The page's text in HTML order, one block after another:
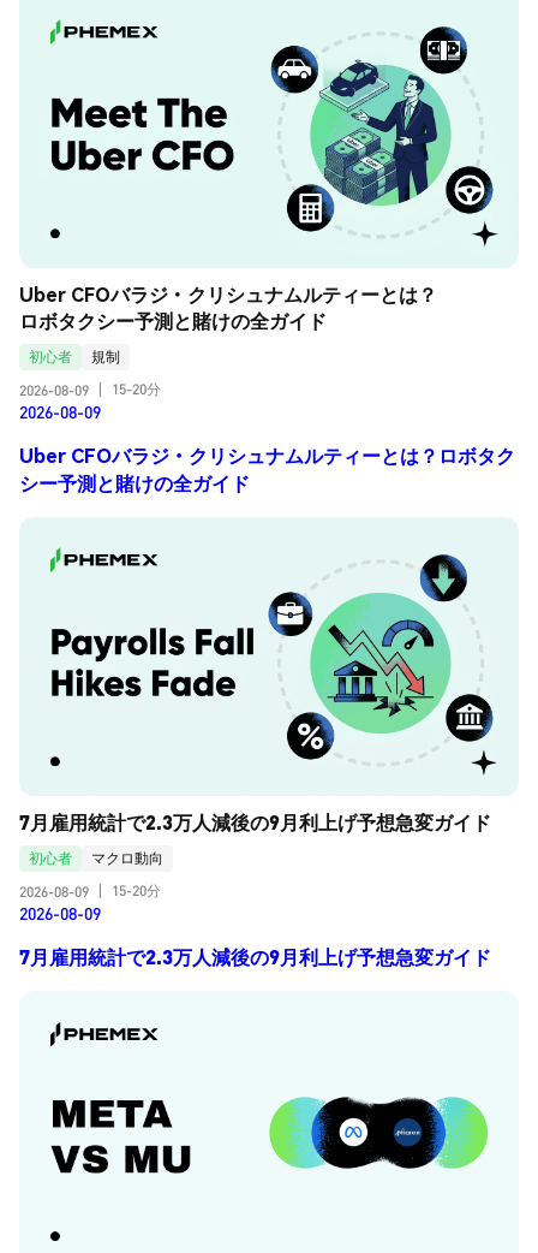
Uber CFOバラジ・クリシュナムルティーとは？
ロボタクシー予測と賭けの全ガイド
初心者
規制
2026-08-09
15-20分
2026-08-09
Uber CFOバラジ・クリシュナムルティーとは？ロボタク
シー予測と賭けの全ガイド
7月雇用統計で2.3万人減後の9月利上げ予想急変ガイド
初心者
マクロ動向
2026-08-09
15-20分
2026-08-09
7月雇用統計で2.3万人減後の9月利上げ予想急変ガイド